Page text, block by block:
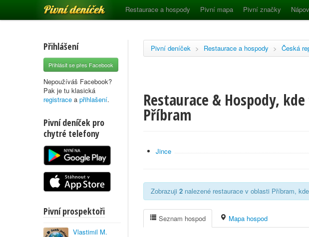
Pivní deníček Restaurace a hospody Pivní mapa Pivní značky
Přihlášení
Přihlásit se přes Facebook
Nepoužíváš Facebook?
Pak je tu klasická
registrace a přihlašení.
Pivní deníček pro
chytré telefony
Pivní prospektoři
Vlastimil M.
Pivní deníček > Restaurace a hospody > Česká
Restaurace & Hospody,
Příbram
Jince
Zobrazuji 2 nalezené restaurace v oblasti Příbram,
Seznam hospod Mapa hospod